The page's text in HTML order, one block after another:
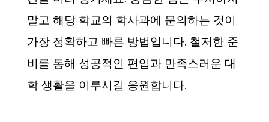
말고 해당 학교의 학사과에 문의하는 것이
가장 정확하고 빠른 방법입니다. 철저한 준
비를 통해 성공적인 편입과 만족스러운 대
학 생활을 이루시길 응원합니다.